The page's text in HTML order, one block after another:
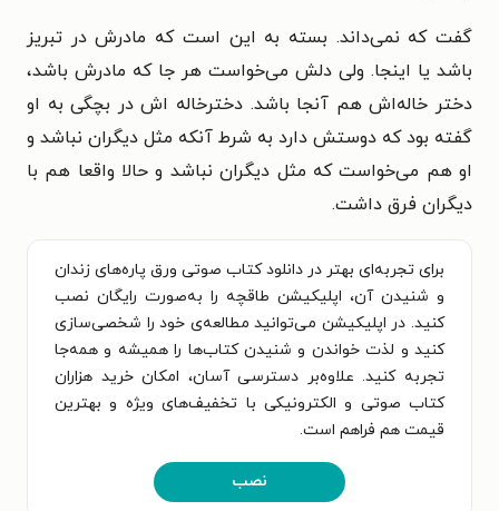
گفت که نمی‌داند. بسته به این است که مادرش در تبریز
باشد یا اینجا. ولی دلش می‌خواست هر جا که مادرش باشد،
دختر خاله‌اش هم آنجا باشد. دخترخاله اش در بچگی به او
گفته بود که دوستش دارد به شرط آنکه مثل دیگران نباشد و
او هم می‌خواست که مثل دیگران نباشد و حالا واقعا هم با
دیگران فرق داشت.
برای تجربه‌ای بهتر در دانلود کتاب صوتی ورق پاره‌های زندان
و شنیدن آن، اپلیکیشن طاقچه را به‌صورت رایگان نصب
کنید. در اپلیکیشن می‌توانید مطالعه‌ی خود را شخصی‌سازی
کنید و لذت خواندن و شنیدن کتاب‌ها را همیشه و همه‌جا
تجربه کنید. علاوه‌بر دسترسی آسان، امکان خرید هزاران
کتاب صوتی و الکترونیکی با تخفیف‌های ویژه و بهترین
قیمت هم فراهم است.
نصب